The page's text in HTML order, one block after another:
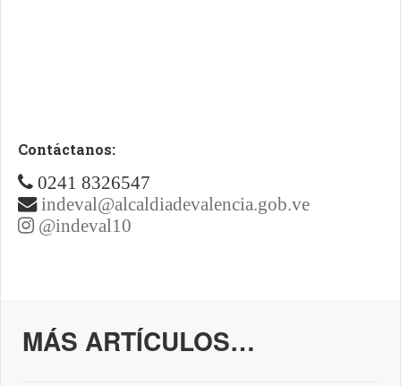
Contáctanos:
0241 8326547
indeval@alcaldiadevalencia.gob.ve
@indeval10
MÁS ARTÍCULOS…